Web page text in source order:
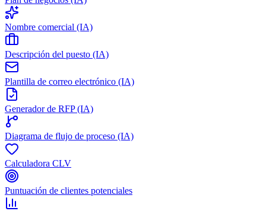
Nombre comercial (IA)
Descripción del puesto (IA)
Plantilla de correo electrónico (IA)
Generador de RFP (IA)
Diagrama de flujo de proceso (IA)
Calculadora CLV
Puntuación de clientes potenciales